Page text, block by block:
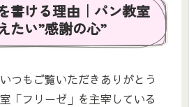
書ける理由｜パン教室
たい”感謝の心”
つもご覧いただきありがとう
「フリーゼ」を主宰している